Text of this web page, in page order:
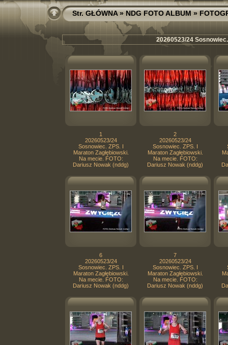
Str. GŁÓWNA»NDG FOTO ALBUM»
20260523/24
1
20260523/24
Sosnowiec. ZPS. I
Maraton Zagłębiowski.
Na mecie. FOTO:
Dariusz Nowak (nddg)
2
20260523/24
Sosnowiec. ZPS. I
Maraton Zagłębiowski.
Na mecie. FOTO:
Dariusz Nowak (nddg)
6
20260523/24
Sosnowiec. ZPS. I
Maraton Zagłębiowski.
Na mecie. FOTO:
Dariusz Nowak (nddg)
7
20260523/24
Sosnowiec. ZPS. I
Maraton Zagłębiowski.
Na mecie. FOTO:
Dariusz Nowak (nddg)